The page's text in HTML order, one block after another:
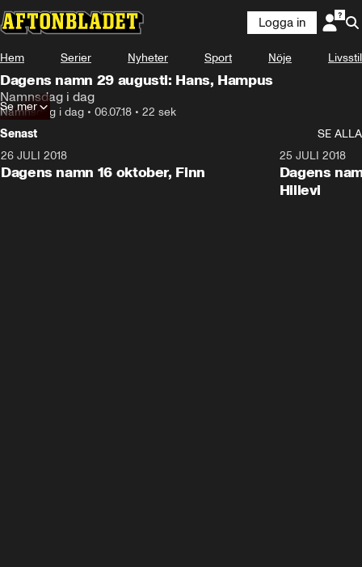
Logga in
Hem Serier Nyheter Sport Nöje Livsstil
Dagens namn 29 augusti: Hans, Hampus
Namnsdag i dag
Namnsdag i dag • 06.07.18 • 22 sek
Se mer
Senast
SE ALLA
26 JULI 2018
Dagens namn 16 oktober, Finn
25 JULI 2018
Dagens
Hillevi